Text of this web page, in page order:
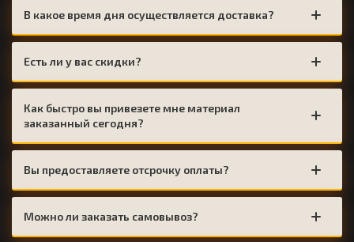
В какое время дня осуществляется доставка?
Есть ли у вас скидки?
Как быстро вы привезете мне материал
заказанный сегодня?
Вы предоставляете отсрочку оплаты?
Можно ли заказать самовывоз?